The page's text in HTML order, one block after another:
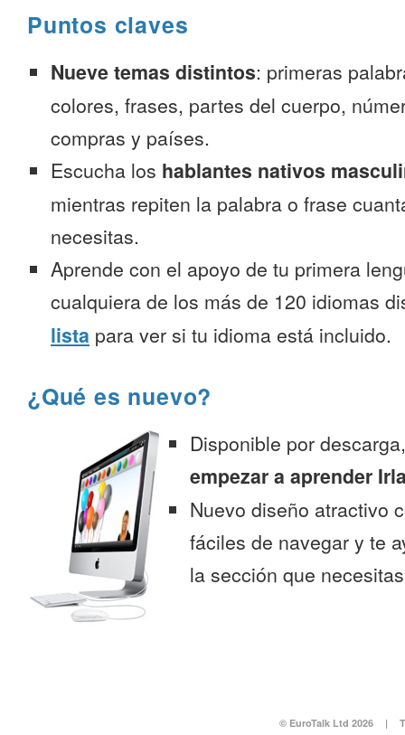
Puntos claves
Nueve temas distintos: primeras
colores, frases, partes del cuerpo,
compras y países.
Escucha los hablantes nativos
mientras repiten la palabra o frase
necesitas.
Aprende con el apoyo de tu primera
cualquiera de los más de 120 idiomas
lista para ver si tu idioma está incluido.
¿Qué es nuevo?
Disponible por
empezar a aprender
Nuevo diseño atractivo
fáciles de navegar y te
la sección que
© EuroTalk Ltd 2026 |